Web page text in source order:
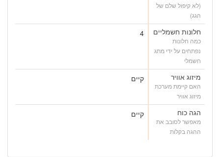
(לא קיפול שלם של
הגג)
חלונות חשמליים
כמה חלונות
נפתחים על ידי מתג
חשמלי
4
מיזוג אוויר
האם קיימת מערכת
מיזוג אוויר
קיים
הגה כוח
מאפשר לסובב את
ההגה בקלות
קיים